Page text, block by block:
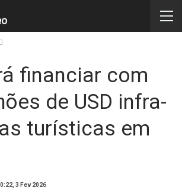
financiar com
de USD infra-
turísticas em
3 Fev 2026